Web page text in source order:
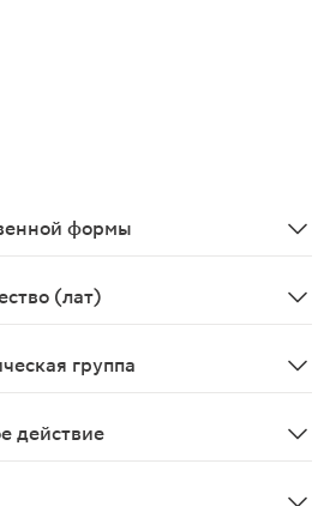
формы
(лат)
группа
действие